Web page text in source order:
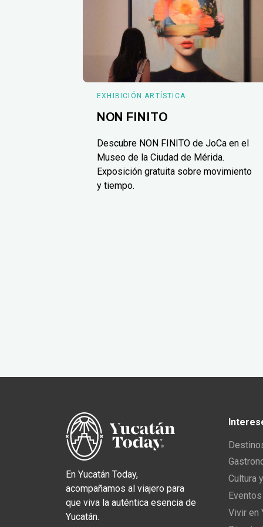
EXHIBICIÓN ARTÍSTICA
NON FINITO
Descubre NON FINITO de JoCa en el
Museo de la Ciudad de Mérida.
Exposición gratuita sobre movimiento
y tiempo.
En Yucatán Today,
acompañamos al viajero para
que viva la auténtica esencia de
Yucatán.
Cultura
Vivir en